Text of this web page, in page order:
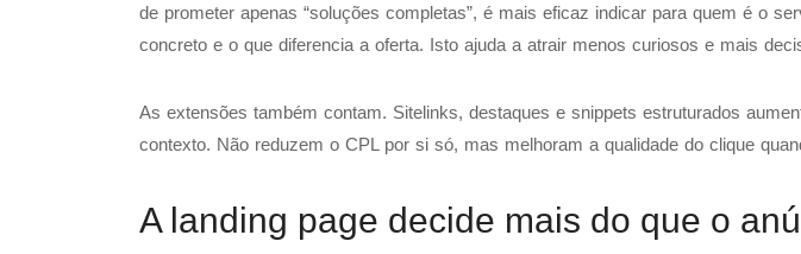
de prometer apenas “soluções completas”, é mais eficaz indicar para quem é o
concreto e o que diferencia a oferta. Isto ajuda a atrair menos curiosos e mais
As extensões também contam. Sitelinks, destaques e snippets estruturados
contexto. Não reduzem o CPL por si só, mas melhoram a qualidade do clique
A landing page decide mais do que o